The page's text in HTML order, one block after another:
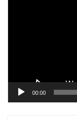
00:00